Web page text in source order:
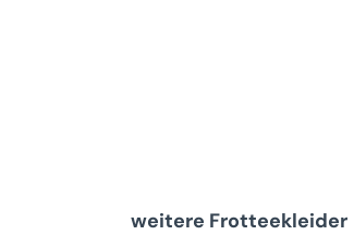
weitere Frotteekleider